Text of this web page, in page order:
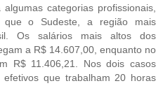
categorias profissionais,
o Sudeste, a região mais
Os salários mais altos dos
a R$ 14.607,00, enquanto no
R$ 11.406,21. Nos dois casos
efetivos que trabalham 20 horas